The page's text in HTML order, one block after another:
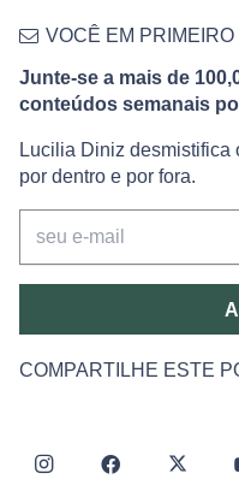
VOCÊ EM PRIMEIRO
Junte-se a mais de
conteúdos semanais
Lucilia Diniz desmistifica
por dentro e por fora.
COMPARTILHE ESTE